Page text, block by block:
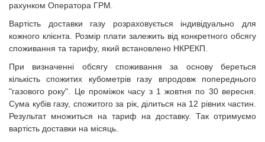
рахунком Оператора ГРМ.
Вартість доставки газу розраховується індивідуально для
кожного клієнта. Розмір плати залежить від конкретного обсягу
споживання та тарифу, який встановлено НКРЕКП.
При визначенні обсягу споживання за основу береться
кількість спожитих кубометрів газу впродовж попереднього
"газового року". Це проміжок часу з 1 жовтня по 30 вересня.
Сума кубів газу, спожитого за рік, ділиться на 12 рівних частин.
Результат множиться на тариф на доставку. Так отримуємо
вартість доставки на місяць.